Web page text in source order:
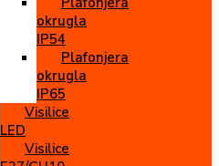
okrugla
IP54
Plafonjera
okrugla
IP65
Visilice
LED
Visilice